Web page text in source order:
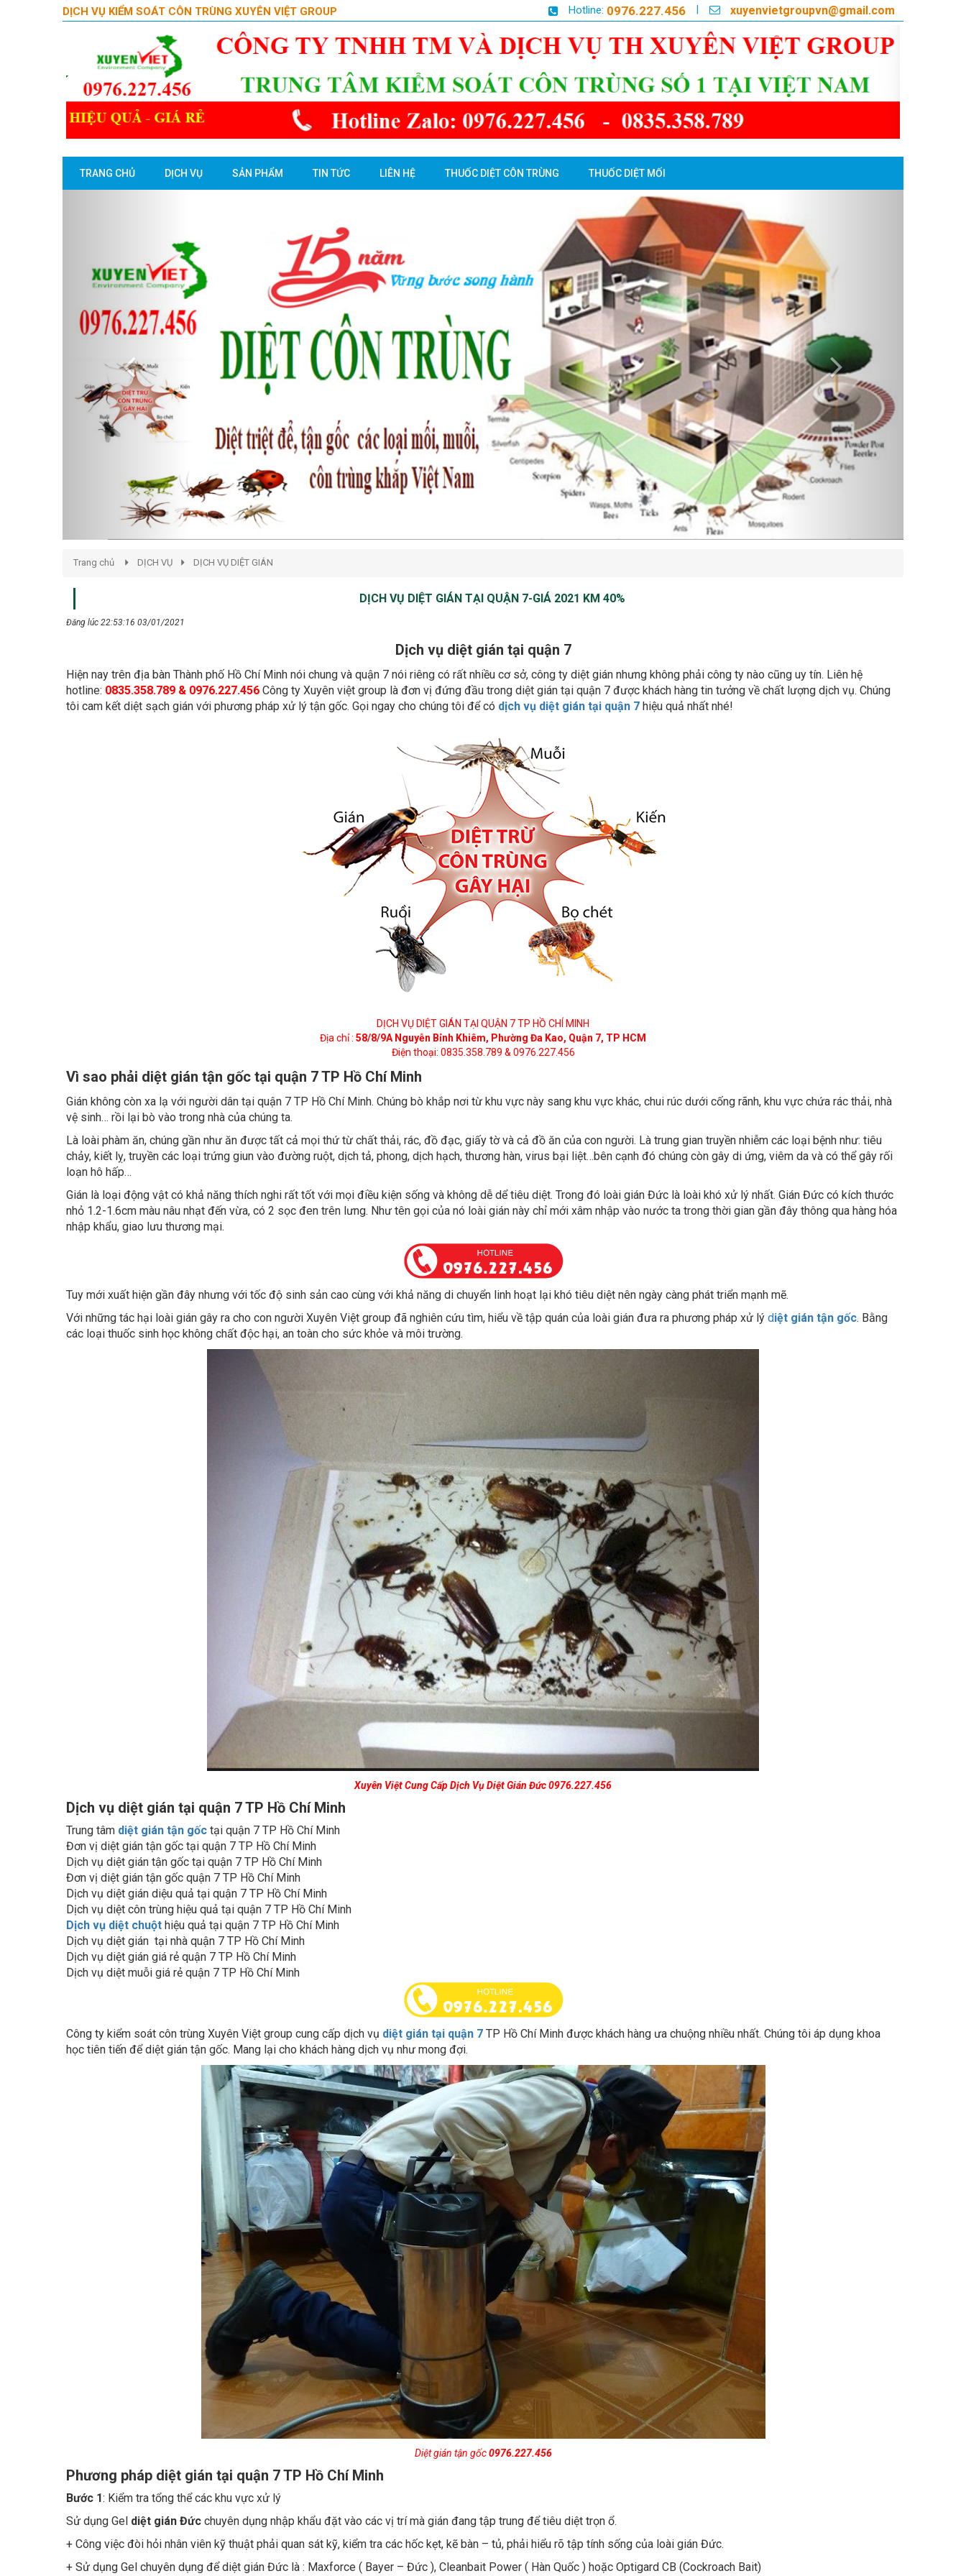
DỊCH VỤ KIỂM SOÁT CÔN TRÙNG XUYÊN VIỆT GROUP Hotline: 0976.227.456 xuyenvietgroupvn@gmail.com
TRANG CHỦ DỊCH VỤ SẢN PHẨM TIN TỨC LIÊN HỆ THUỐC DIỆT CÔN TRÙNG THUỐC DIỆT MỐI
Trang chủ DỊCH VỤ DỊCH VỤ DIỆT GIÁN
Hiện nay trên địa bàn Thành phố Hồ Chí Minh nói chung và quận 7 nói riêng có rất nhiều cơ sở, công ty diệt gián nhưng không phải công ty nào cũng uy tín. Liên hệ
hotline:0835.358.789 & 0976.227.456 Công ty Xuyên việt group là đơn vị đứng đầu trong diệt gián tại quận 7 được khách hàng tin tưởng về chất lượng dịch vụ. Chúng
tôi cam kết diệt sạch gián với phương pháp xử lý tận gốc. Gọi ngay cho chúng tôi để códịch vụ diệt gián tại quận 7hiệu quả nhất nhé!
58/8/9A Nguyễn Bỉnh Khiêm, Phường Đa Kao, Quận 7, TP HCM
Điện thoại: 0835.358.789 & 0976.227.456
Vì sao phải diệt gián tận gốc tại quận 7 TP Hồ Chí Minh
Gián không còn xa lạ với người dân tại quận 7 TP Hồ Chí Minh. Chúng bò khắp nơi từ khu vực này sang khu vực khác, chui rúc dưới cống rãnh, khu vực chứa rác thải, nhà
vệ sinh… rồi lại bò vào trong nhà của chúng ta.
Là loài phàm ăn, chúng gần như ăn được tất cả mọi thứ từ chất thải, rác, đồ đạc, giấy tờ và cả đồ ăn của con người. Là trung gian truyền nhiễm các loại bệnh như: tiêu
chảy, kiết lỵ, truyền các loại trứng giun vào đường ruột, dịch tả, phong, dịch hạch, thương hàn, virus bại liệt…bên cạnh đó chúng còn gây di ứng, viêm da và có thể gây rối
loạn hô hấp…
Gián là loại động vật có khả năng thích nghi rất tốt với mọi điều kiện sống và không dễ dể tiêu diệt. Trong đó loài gián Đức là loài khó xử lý nhất. Gián Đức có kích thước
nhỏ 1.2-1.6cm màu nâu nhạt đến vừa, có 2 sọc đen trên lưng. Như tên gọi của nó loài gián này chỉ mới xâm nhập vào nước ta trong thời gian gần đây thông qua hàng hóa
nhập khẩu, giao lưu thương mại.
Tuy mới xuất hiện gần đây nhưng với tốc độ sinh sản cao cùng với khả năng di chuyển linh hoạt lại khó tiêu diệt nên ngày càng phát triển mạnh mẽ.
Với những tác hại loài gián gây ra cho con người Xuyên Việt group đã nghiên cứu tìm, hiểu về tập quán của loài gián đưa ra phương pháp xử lýdiệt gián tận gốc
các loại thuốc sinh học không chất độc hại, an toàn cho sức khỏe và môi trường.
Xuyên Việt Cung Cấp Dịch Vụ Diệt Gián Đức
Trung tâm diệt gián tận gốctại quận 7 TP Hồ Chí Minh
Đơn vị diệt gián tận gốc tại quận 7 TP Hồ Chí Minh
Dịch vụ diệt gián tận gốc tại quận 7 TP Hồ Chí Minh
Đơn vị diệt gián tận gốc quận 7 TP Hồ Chí Minh
Dịch vụ diệt gián diệu quả tại quận 7 TP Hồ Chí Minh
Dịch vụ diệt côn trùng hiệu quả tại quận 7 TP Hồ Chí Minh
Dịch vụ diệt chuột hiệu quả tại quận 7 TP Hồ Chí Minh
Dịch vụ diệt gián tại nhà quận 7 TP Hồ Chí Minh
Dịch vụ diệt gián giá rẻ quận 7 TP Hồ Chí Minh
Dịch vụ diệt muỗi giá rẻ quận 7 TP Hồ Chí Minh
diệt gián tại quận 7TP Hồ Chí Minh được khách hàng ưa chuộng nhiều nhất. Chúng tôi áp dụng khoa
học tiên tiến để diệt gián tận gốc. Mang lại cho khách hàng dịch vụ như mong đợi.
Diệt gián tận gốc0976.227.456
Bước 1: Kiểm tra tổng thể các khu vực xử lý
Sử dụng Geldiệt gián Đứcchuyên dụng nhập khẩu đặt vào các vị trí mà gián đang tập trung để tiêu diệt trọn ổ.
+ Công việc đòi hỏi nhân viên kỹ thuật phải quan sát kỹ, kiểm tra các hốc kẹt, kẽ bàn – tủ, phải hiểu rõ tập tính sống của loài gián Đức.
+ Sử dụng Gel chuyên dụng để diệt gián Đức là : Maxforce ( Bayer – Đức ), Cleanbait Power ( Hàn Quốc ) hoặc Optigard CB (Cockroach Bait)
Bước 2:Phun thuốc tồn lưu, diệt gián các khu vực trong nhà, tiêu diệt gián trứng gián, gián con con gây hại; thuốc có tác dụng tồn lưu lâu dài diệt gián gây hại, ngăn ngừa